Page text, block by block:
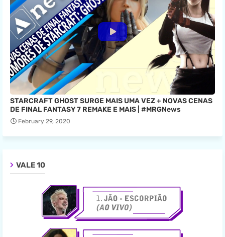
STARCRAFT GHOST SURGE MAIS UMA VEZ + NOVAS CENAS
DE FINAL FANTASY 7 REMAKE E MAIS | #MRGNews
February 29, 2020
VALE 10